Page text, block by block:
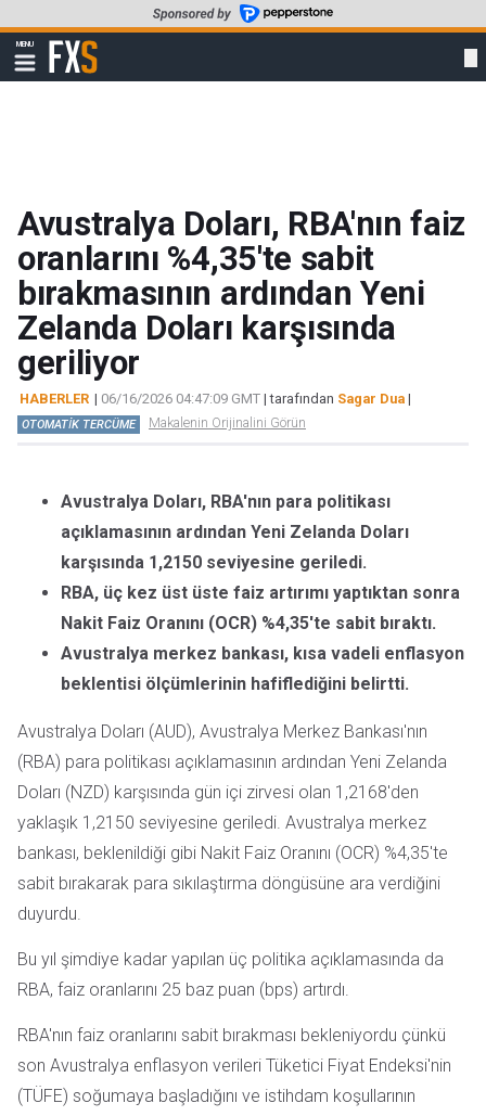
to
main
content
MENU
Show
navigation
FXStreet
Avustralya Doları, RBA'nın faiz
oranlarını %4,35'te sabit
bırakmasının ardından Yeni
Zelanda Doları karşısında
geriliyor
HABERLER | 06/16/2026 04:47:09 GMT | tarafından Sagar Dua |
OTOMATİK TERCÜME Makalenin Orijinalini Görün
Avustralya Doları, RBA'nın para politikası
açıklamasının ardından Yeni Zelanda Doları
karşısında 1,2150 seviyesine geriledi.
RBA, üç kez üst üste faiz artırımı yaptıktan sonra
Nakit Faiz Oranını (OCR) %4,35'te sabit bıraktı.
Avustralya merkez bankası, kısa vadeli enflasyon
beklentisi ölçümlerinin hafiflediğini belirtti.
Avustralya Doları (AUD), Avustralya Merkez Bankası'nın
(RBA) para politikası açıklamasının ardından Yeni Zelanda
Doları (NZD) karşısında gün içi zirvesi olan 1,2168'den
yaklaşık 1,2150 seviyesine geriledi. Avustralya merkez
bankası, beklenildiği gibi Nakit Faiz Oranını (OCR) %4,35'te
sabit bırakarak para sıkılaştırma döngüsüne ara verdiğini
duyurdu.
Bu yıl şimdiye kadar yapılan üç politika açıklamasında da
RBA, faiz oranlarını 25 baz puan (bps) artırdı.
RBA'nın faiz oranlarını sabit bırakması bekleniyordu çünkü
son Avustralya enflasyon verileri Tüketici Fiyat Endeksi'nin
(TÜFE) soğumaya başladığını ve istihdam koşullarının